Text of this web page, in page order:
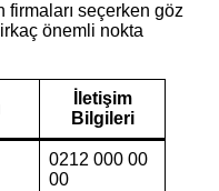
firmaları seçerken göz
önemli nokta
İletişim
Bilgileri
0212 000 00
00